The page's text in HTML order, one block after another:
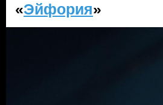
«Эйфория»